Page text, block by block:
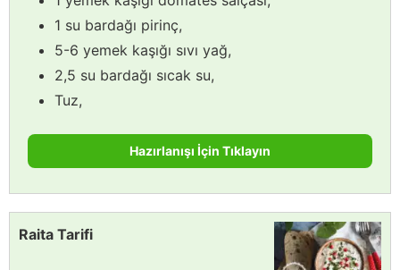
1 su bardağı pirinç,
5-6 yemek kaşığı sıvı yağ,
2,5 su bardağı sıcak su,
Tuz,
Hazırlanışı İçin Tıklayın
Raita Tarifi